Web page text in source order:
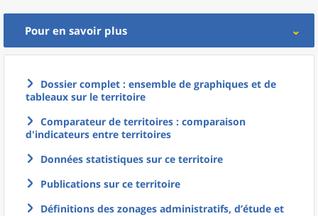
Pour en savoir plus
Dossier complet : ensemble de graphiques et de
tableaux sur le territoire
Comparateur de territoires : comparaison
d'indicateurs entre territoires
Données statistiques sur ce territoire
Publications sur ce territoire
Définitions des zonages administratifs, d’étude et